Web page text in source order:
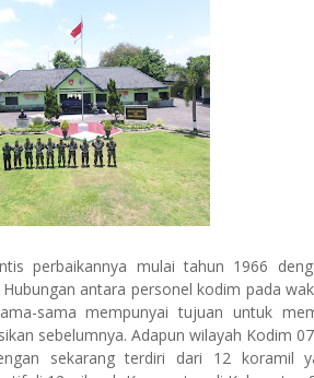
perbaikannya mulai tahun 1966
antara personel kodim pada
sama mempunyai tujuan untuk
sebelumnya. Adapun wilayah Kodim
sekarang terdiri dari 12 koramil